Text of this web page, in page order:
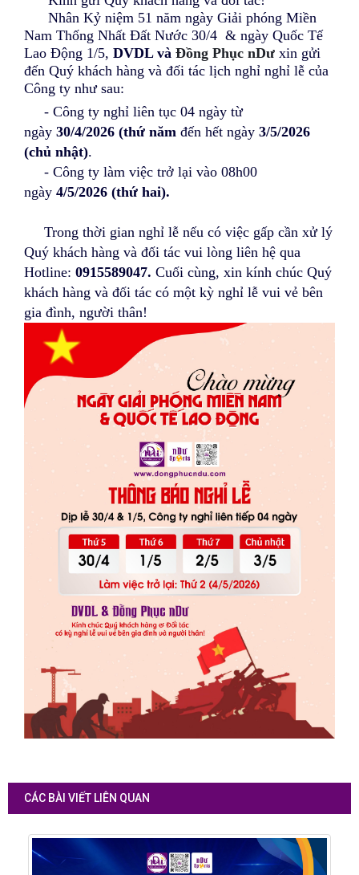
Tin tức
Hướng dẫn
Liên hệ
Nhân Kỷ niệm 51 năm ngày Giải phóng Miền
Nam Thống Nhất Đất Nước 30/4 & ngày Quốc Tế
Lao Động 1/5, DVDL và Đồng Phục nDưxin gửi
đến Quý khách hàng và đối tác lịch nghỉ nghỉ lễ của
Công ty như sau:
- Công ty nghỉ liên tục 04 ngày từ
ngày 30/4/2026 (thứ năm đến hết ngày 3/5/2026
(chủ nhật).
- Công ty làm việc trở lại vào 08h00
ngày 4/5/2026 (thứ hai).
Trong thời gian nghỉ lễ nếu có việc gấp cần xử lý
Quý khách hàng và đối tác vui lòng liên hệ qua
Hotline: 0915589047. Cuối cùng, xin kính chúc Quý
khách hàng và đối tác có một kỳ nghỉ lễ vui vẻ bên
gia đình, người thân!
CÁC BÀI VIẾT LIÊN QUAN